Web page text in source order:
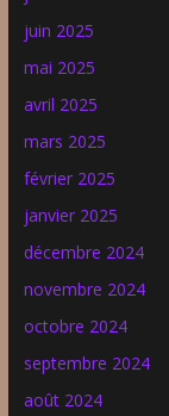
juin 2025
mai 2025
avril 2025
mars 2025
février 2025
janvier 2025
décembre 2024
novembre 2024
octobre 2024
septembre 2024
août 2024